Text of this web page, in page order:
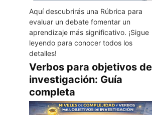
Aquí descubrirás una Rúbrica para
evaluar un debate fomentar un
aprendizaje más significativo. ¡Sigue
leyendo para conocer todos los
detalles!
Verbos para objetivos de
investigación: Guía
completa